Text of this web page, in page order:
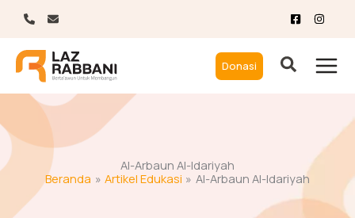
Donasi
Al-Arbaun Al-Idariyah
Beranda
Artikel Edukasi Al-Arbaun Al-Idariyah